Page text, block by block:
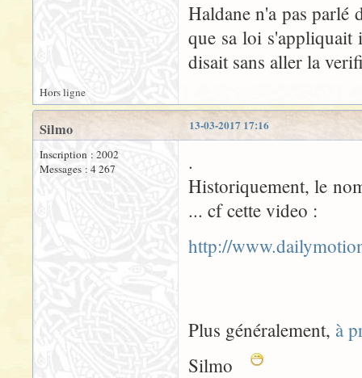
Haldane n'a pas parlé
que sa loi s'appliquait
disait sans aller la
Hors ligne
13-03-2017 17:16
Silmo
Inscription : 2002
Messages : 4 267
.
Historiquement, le
... cf cette video :
http://
Plus généralement, à
Silmo